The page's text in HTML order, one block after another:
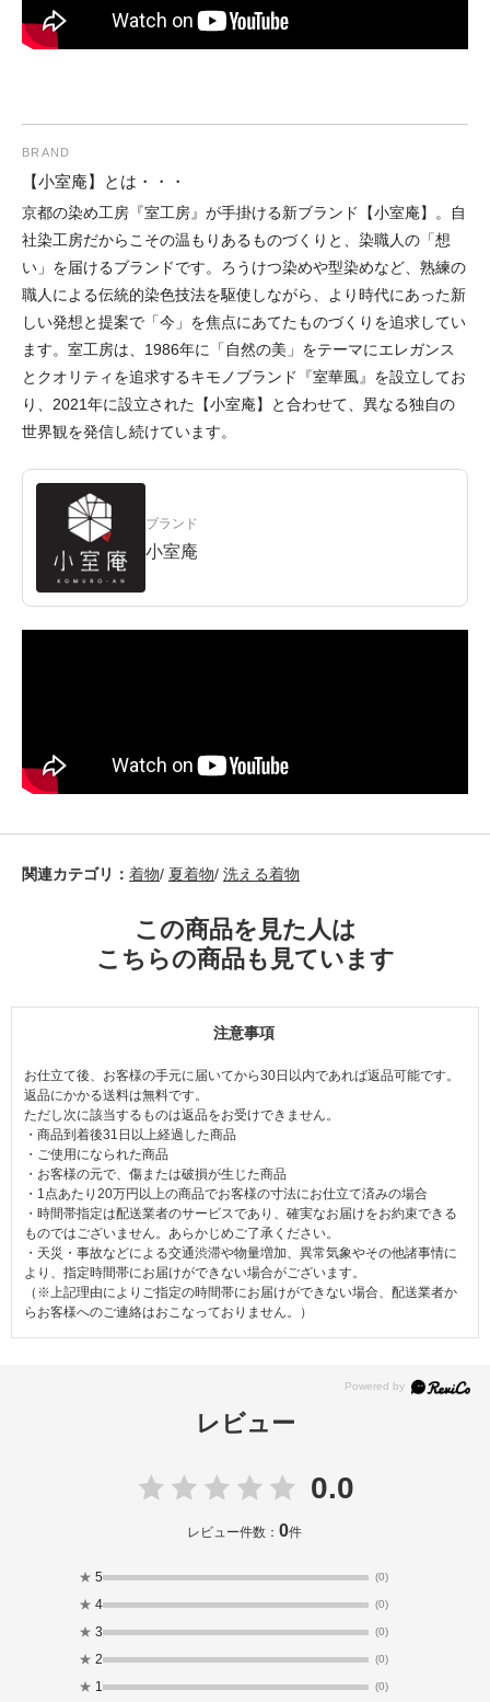
BRAND
【小室庵】とは・・・
京都の染め工房『室工房』が手掛ける新ブランド【小室庵】。自
社染工房だからこその温もりあるものづくりと、染職人の「想
い」を届けるブランドです。ろうけつ染めや型染めなど、熟練の
職人による伝統的染色技法を駆使しながら、より時代にあった新
しい発想と提案で「今」を焦点にあてたものづくりを追求してい
ます。室工房は、1986年に「自然の美」をテーマにエレガンス
とクオリティを追求するキモノブランド『室華風』を設立してお
り、2021年に設立された【小室庵】と合わせて、異なる独自の
世界観を発信し続けています。
ブランド
小室庵
関連カテゴリ： 着物/ 夏着物/ 洗える着物
この商品を見た人は
こちらの商品も見ています
注意事項
お仕立て後、お客様の手元に届いてから30日以内であれば返品可能です。
返品にかかる送料は無料です。
ただし次に該当するものは返品をお受けできません。
・商品到着後31日以上経過した商品
・ご使用になられた商品
・お客様の元で、傷または破損が生じた商品
・1点あたり20万円以上の商品でお客様の寸法にお仕立て済みの場合
・時間帯指定は配送業者のサービスであり、確実なお届けをお約束できる
ものではございません。あらかじめご了承ください。
・天災・事故などによる交通渋滞や物量増加、異常気象やその他諸事情に
より、指定時間帯にお届けができない場合がございます。
（※上記理由によりご指定の時間帯にお届けができない場合、配送業者か
らお客様へのご連絡はおこなっておりません。）
レビュー
0.0
レビュー件数：0件
★ 5 (0)
★ 4 (0)
★ 3 (0)
★ 2 (0)
★ 1 (0)